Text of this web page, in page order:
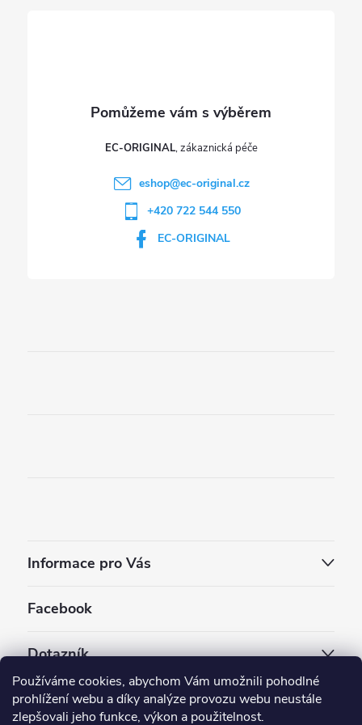
Používáme cookies, abychom Vám umožnili pohodlné
prohlížení webu a díky analýze provozu webu neustále
zlepšovali jeho funkce, výkon a použitelnost.
EC-ORIGINAL
eshop@ec-original.cz
+420 722 544 550
EC-ORIGINAL
Informace pro Vás
Facebook
Dotazník
Jaký styl vapování vám vyhovuje ?